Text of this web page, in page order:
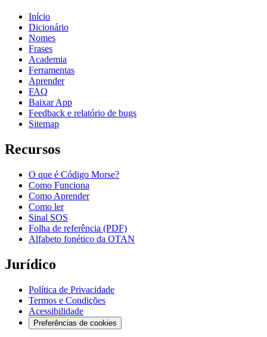
Início
Dicionário
Nomes
Frases
Academia
Ferramentas
Aprender
FAQ
Baixar App
Feedback e relatório de bugs
Sitemap
Recursos
O que é Código Morse?
Como Funciona
Como Aprender
Como ler
Sinal SOS
Folha de referência (PDF)
Alfabeto fonético da OTAN
Jurídico
Política de Privacidade
Termos e Condições
Acessibilidade
Preferências de cookies